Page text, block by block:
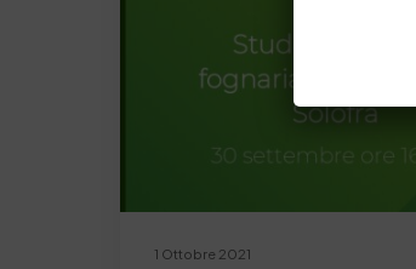
1 Ottobre 2021